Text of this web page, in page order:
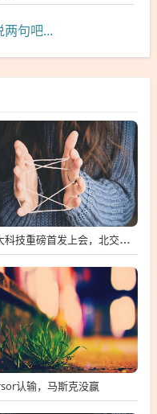
两句吧...
农大科技重磅首发上会，北交所募资达4.13亿元，科技创新引领未来发展！
认输，马斯克没赢